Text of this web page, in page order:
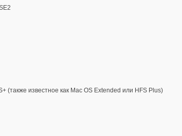
(также известное как Mac OS Extended или HFS Plus)